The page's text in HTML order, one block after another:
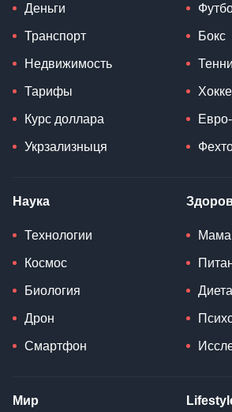
Деньги
Транспорт
Недвижимость
Тарифы
Курс доллара
Укрзализныця
Бокс
Наука
Технологии
Космос
Биология
Дрон
Смартфон
Мама
Диета
Мир